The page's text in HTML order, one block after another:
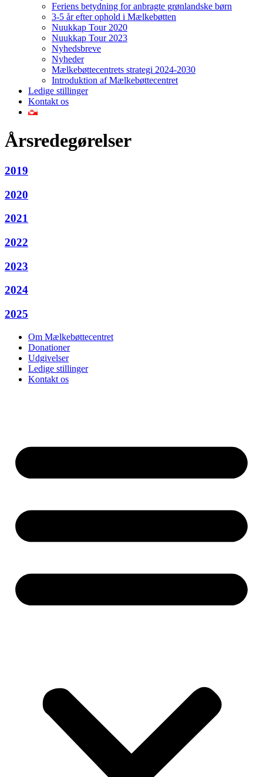
Feriens betydning for anbragte grønlandske børn
3-5 år efter ophold i Mælkebøtten
Nuukkap Tour 2020
Nuukkap Tour 2023
Nyhedsbreve
Nyheder
Mælkebøttecentrets strategi 2024-2030
Introduktion af Mælkebøttecentret
Ledige stillinger
Kontakt os
Årsredegørelser
2019
2020
2021
2022
2023
2024
2025
Om Mælkebøttecentret
Donationer
Udgivelser
Ledige stillinger
Kontakt os